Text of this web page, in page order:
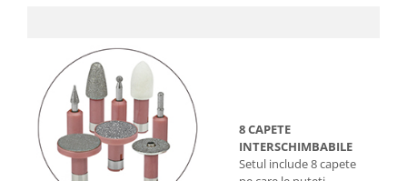
8 CAPETE
INTERSCHIMBABILE
Setul include 8 capete